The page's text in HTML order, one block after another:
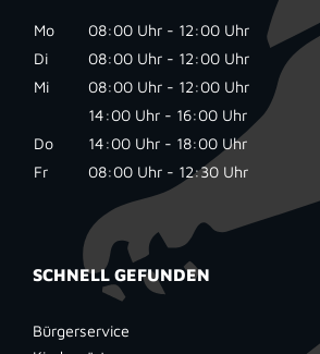
Mo
08:00 Uhr - 12:00 Uhr
Di
08:00 Uhr - 12:00 Uhr
Mi
08:00 Uhr - 12:00 Uhr
14:00 Uhr - 16:00 Uhr
Do
14:00 Uhr - 18:00 Uhr
Fr
08:00 Uhr - 12:30 Uhr
SCHNELL GEFUNDEN
Bürgerservice